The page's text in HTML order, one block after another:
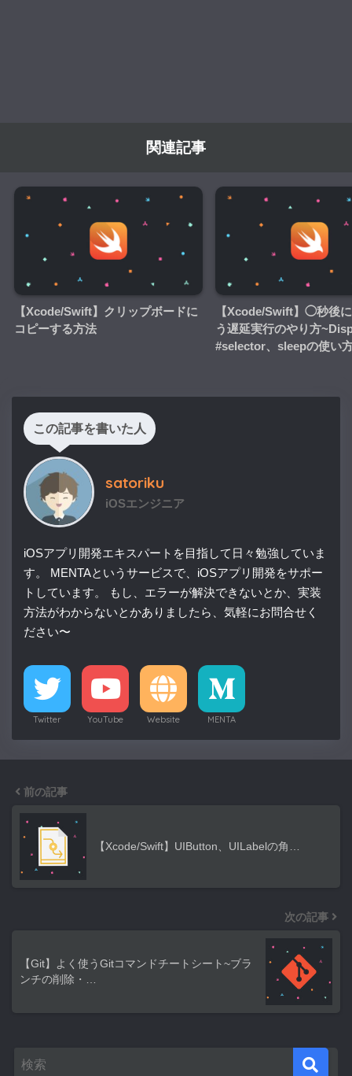
関連記事
【Xcode/Swift】クリップボードに
コピーする方法
【Xcode/Swift】◯秒後
う遅延実行のやり方
#selector、sleepの使い
この記事を書いた人
satoriku
iOSエンジニア
iOSアプリ開発エキスパートを目指して日々勉強していま
す。 MENTAというサービスで、iOSアプリ開発をサポー
トしています。 もし、エラーが解決できないとか、実装
方法がわからないとかありましたら、気軽にお問合せく
ださい〜
Twitter YouTube Website MENTA
前の記事
【Xcode/Swift】UIButton、UILabelの角…
次の記事
【Git】よく使うGitコマンドチートシート~ブラ
ンチの削除・…